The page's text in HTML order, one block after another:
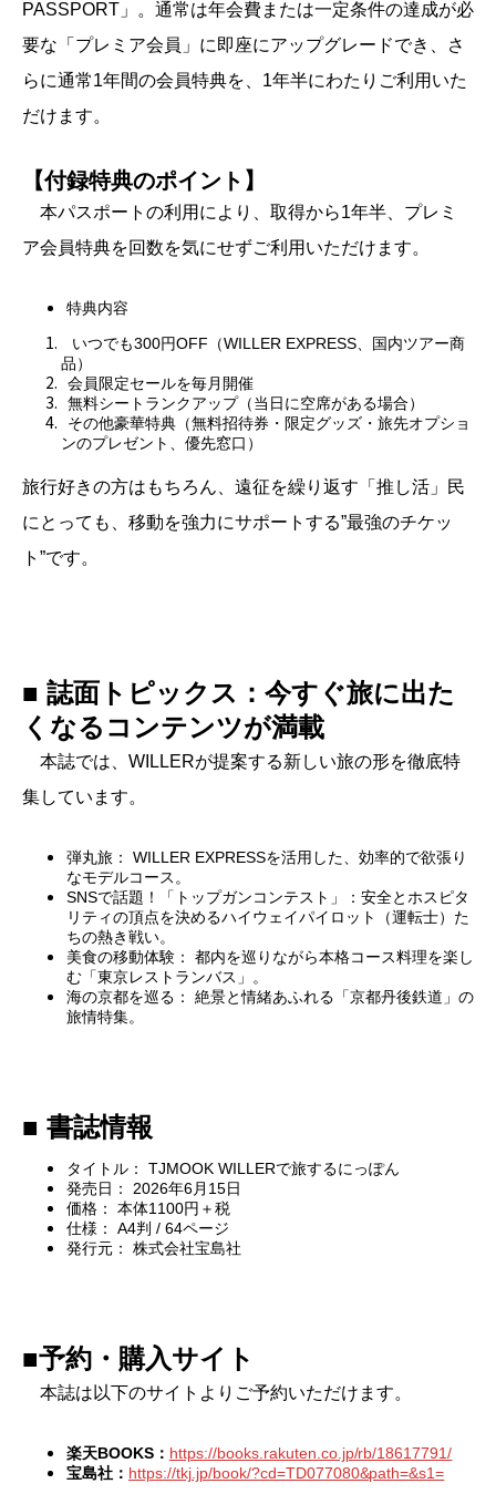
PASSPORT」。通常は年会費または一定条件の達成が必
要な「プレミア会員」に即座にアップグレードでき、さ
らに通常1年間の会員特典を、1年半にわたりご利用いた
だけます。
【付録特典のポイント】
本パスポートの利用により、取得から1年半、プレミ
ア会員特典を回数を気にせずご利用いただけます。
特典内容
いつでも300円OFF（WILLER EXPRESS、国内ツアー商
品）
会員限定セールを毎月開催
無料シートランクアップ（当日に空席がある場合）
その他豪華特典（無料招待券・限定グッズ・旅先オプショ
ンのプレゼント、優先窓口）
旅行好きの方はもちろん、遠征を繰り返す「推し活」民
にとっても、移動を強力にサポートする”最強のチケッ
ト”です。
■ 誌面トピックス：今すぐ旅に出た
くなるコンテンツが満載
本誌では、WILLERが提案する新しい旅の形を徹底特
集しています。
弾丸旅： WILLER EXPRESSを活用した、効率的で欲張り
なモデルコース。
SNSで話題！「トップガンコンテスト」：安全とホスピタ
リティの頂点を決めるハイウェイパイロット（運転士）た
ちの熱き戦い。
美食の移動体験： 都内を巡りながら本格コース料理を楽し
む「東京レストランバス」。
海の京都を巡る： 絶景と情緒あふれる「京都丹後鉄道」の
旅情特集。
■ 書誌情報
タイトル： TJMOOK WILLERで旅するにっぽん
発売日： 2026年6月15日
価格： 本体1100円＋税
仕様： A4判 / 64ページ
発行元： 株式会社宝島社
■予約・購入サイト
本誌は以下のサイトよりご予約いただけます。
楽天BOOKS： https://books.rakuten.co.jp/rb/18617791/
宝島社： https://tkj.jp/book/?cd=TD077080&path=&s1=